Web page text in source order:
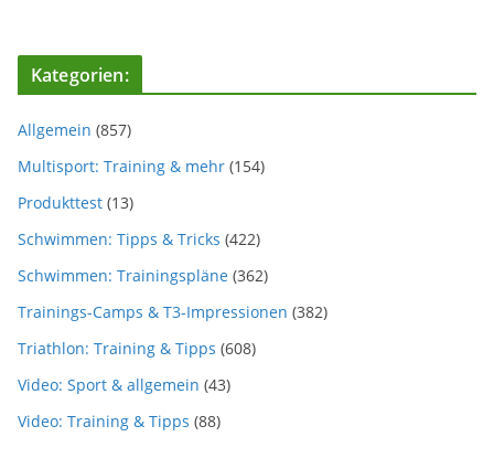
Kategorien:
Allgemein (857)
Multisport: Training & mehr (154)
Produkttest (13)
Schwimmen: Tipps & Tricks (422)
Schwimmen: Trainingspläne (362)
Trainings-Camps & T3-Impressionen (382)
Triathlon: Training & Tipps (608)
Video: Sport & allgemein (43)
Video: Training & Tipps (88)